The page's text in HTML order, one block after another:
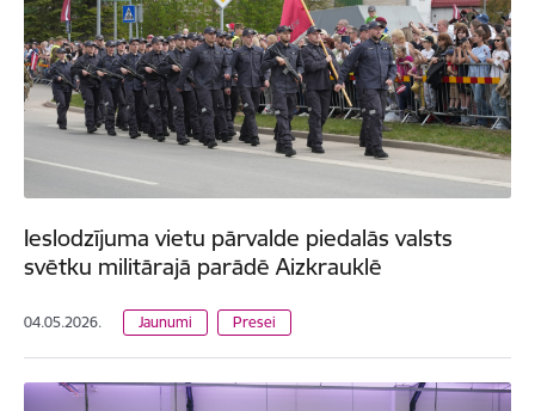
Ieslodzījuma vietu pārvalde piedalās valsts
svētku militārajā parādē Aizkrauklē
04.05.2026. Jaunumi Presei